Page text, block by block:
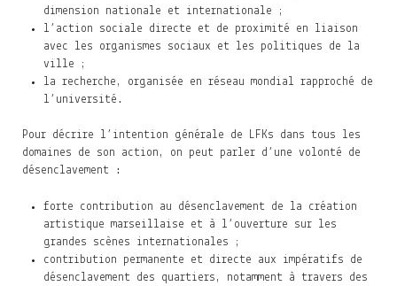
dimension nationale et internationale ;
l’action sociale directe et de proximité en liaison
avec les organismes sociaux et les politiques de la
ville ;
la recherche, organisée en réseau mondial rapproché de
l’université.
Pour décrire l’intention générale de LFKs dans tous les
domaines de son action, on peut parler d’une volonté de
désenclavement :
forte contribution au désenclavement de la création
artistique marseillaise et à l’ouverture sur les
grandes scènes internationales ;
contribution permanente et directe aux impératifs de
désenclavement des quartiers, notamment à travers des